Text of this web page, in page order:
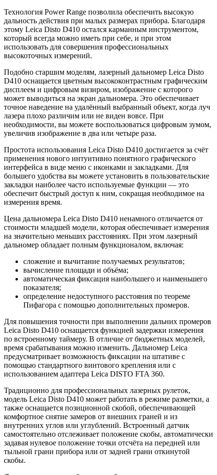
Технология Power Range позволила обеспечить высокую
дальность действия при малых размерах прибора. Благодаря
этому Leica Disto D410 остался карманным инструментом,
который всегда можно иметь при себе, и при этом
использовать для совершения профессиональных
высокоточных измерений.
Подобно старшим моделям, лазерный дальномер Leica Disto
D410 оснащается цветным высококонтрастным графическим
дисплеем и цифровым визиром, изображение с которого
может выводиться на экран дальномера. Это обеспечивает
точное наведение на удалённый выбранный объект, когда луч
лазера плохо различим или не виден вовсе. При
необходимости, вы можете воспользоваться цифровым зумом,
увеличив изображение в два или четыре раза.
Простота использования Leica Disto D410 достигается за счёт
применения нового интуитивно понятного графического
интерфейса в виде меню с иконками и закладками. Для
большего удобства вы можете установить в пользовательские
закладки наиболее часто используемые функции — это
обеспечит быстрый доступ к ним, сокращая необходимое на
измерения время.
Цена дальномера Leica Disto D410 ненамного отличается от
стоимости младшей модели, которая обеспечивает измерения
на значительно меньших расстояниях. При этом лазерный
дальномер обладает полным функционалом, включая:
сложение и вычитание получаемых результатов;
вычисление площади и объёма;
автоматическая фиксация наибольшего и наименьшего
показателя;
определение недоступного расстояния по теореме
Пифагора с помощью дополнительных промеров.
Для повышения точности при выполнении дальних промеров
Leica Disto D410 оснащается функцией задержки измерения
по встроенному таймеру. В отличие от бюджетных моделей,
время срабатывания можно изменить. Дальномер Leica
предусматривает возможность фиксации на штативе с
помощью стандартного винтового крепления или с
использованием адаптера Leica DISTO FTA 360.
Традиционно для профессиональных лазерных рулеток,
модель Leica Disto D410 может работать в режиме разметки, а
также оснащается позиционной скобой, обеспечивающей
комфортное снятие замеров от внешних граней и из
внутренних углов или углублений. Встроенный датчик
самостоятельно отслеживает положение скобы, автоматически
задавая нулевое положение точки отсчёта на передней или
тыльной грани прибора или от задней грани откинутой
скобы.